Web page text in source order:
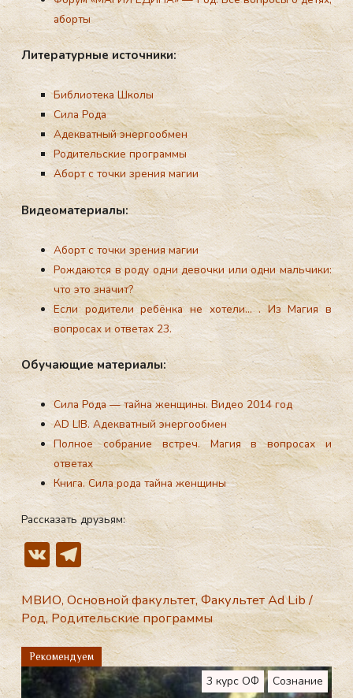
аборты
Ли­тера­тур­ные ис­точни­ки:
Библиотека Школы
Сила Рода
Адекватный энергообмен
Родительские программы
Аборт с точки зрения магии
Ви­де­ома­тери­алы:
Аборт с точки зрения магии
Рождаются в роду одни девочки или одни мальчики:
что это значит?
Если родители ребёнка не хотели… . Из Магия в
вопросах и ответах 23.
Обу­ча­ющие ма­тери­алы:
Сила Рода — тайна женщины. Видео 2014 год
AD LIB. Адекватный энергообмен
Полное собрание встреч. Магия в вопросах и
ответах
Книга. Сила рода тайна женщины
Рассказать друзьям:
V
K
T
el
e
gr
a
m
МВИО,Основной факультет,Факультет Ad Lib/
Род,Родительские программы
Рекомендуем
3 курс ОФ Сознание